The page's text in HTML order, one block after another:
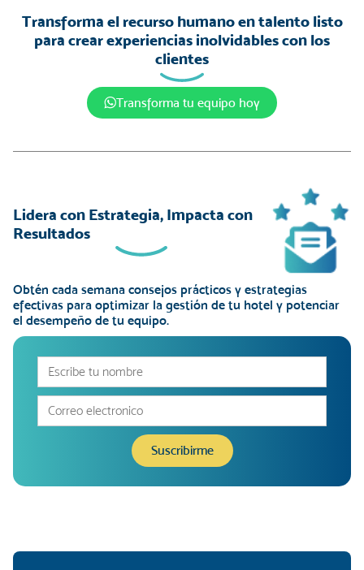
Transforma el recurso humano en talento listo
para crear experiencias inolvidables con los
clientes
Transforma tu equipo hoy
Lidera con Estrategia, Impacta con
Resultados
Obtén cada semana consejos prácticos y estrategias
efectivas para optimizar la gestión de tu hotel y potenciar
el desempeño de tu equipo.